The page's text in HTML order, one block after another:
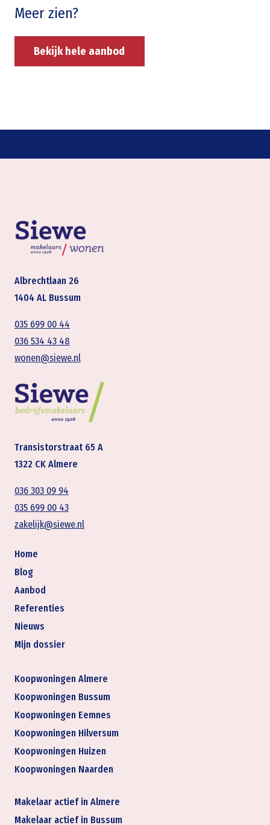
Meer zien?
Bekijk hele aanbod
Albrechtlaan 26
1404 AL Bussum
035 699 00 44
036 534 43 48
wonen@siewe.nl
Transistorstraat 65 A
1322 CK Almere
036 303 09 94
035 699 00 43
zakelijk@siewe.nl
Home
Blog
Aanbod
Referenties
Nieuws
Mijn dossier
Koopwoningen Almere
Koopwoningen Bussum
Koopwoningen Eemnes
Koopwoningen Hilversum
Koopwoningen Huizen
Koopwoningen Naarden
Makelaar actief in Almere
Makelaar actief in Bussum